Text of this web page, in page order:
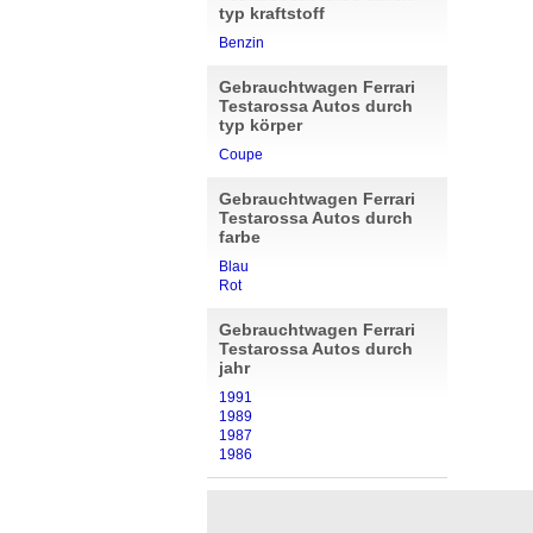
typ kraftstoff
Benzin
Gebrauchtwagen Ferrari
Testarossa Autos durch
typ körper
Coupe
Gebrauchtwagen Ferrari
Testarossa Autos durch
farbe
Blau
Rot
Gebrauchtwagen Ferrari
Testarossa Autos durch
jahr
1991
1989
1987
1986